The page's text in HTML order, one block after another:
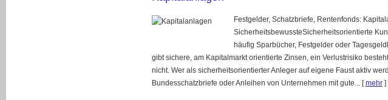
Festgelder, Schatzbriefe, Rentenfonds:
SicherheitsbewussteSicherheitsorientierte
häufig Sparbücher, Festgelder oder
gibt sichere, am Kapitalmarkt orientierte Zinsen, ein Verlustrisiko
nicht. Wer als sicherheitsorientierter Anleger auf eigene Faust aktiv
Bundesschatzbriefe oder Anleihen von Unternehmen mit gute... [mehr ]